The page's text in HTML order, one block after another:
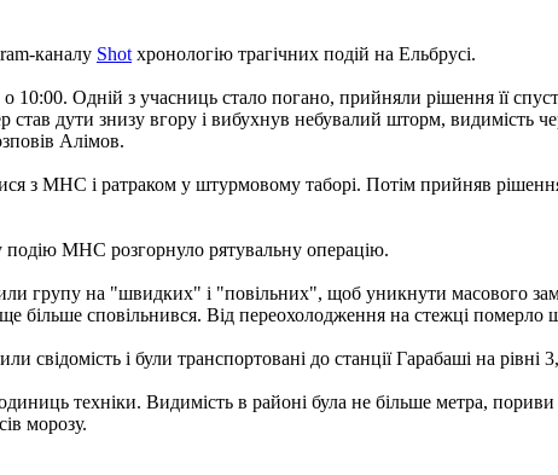
каналу Shot хронологію трагічних подій на Ельбрусі.
Одній з учасниць стало погано, прийняли рішення її
став дути знизу вгору і вибухнув небувалий шторм, видимість
Алімов.
з МНС і ратраком у штурмовому таборі. Потім прийняв
МНС розгорнуло рятувальну операцію.
групу на "швидких" і "повільних", щоб уникнути масового
більше сповільнився. Від переохолодження на стежці померло
свідомість і були транспортовані до станції Гарабаші на
техніки. Видимість в районі була не більше метра,
морозу.